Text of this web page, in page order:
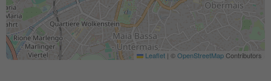
Leaflet | ©OpenStreetMapContributors